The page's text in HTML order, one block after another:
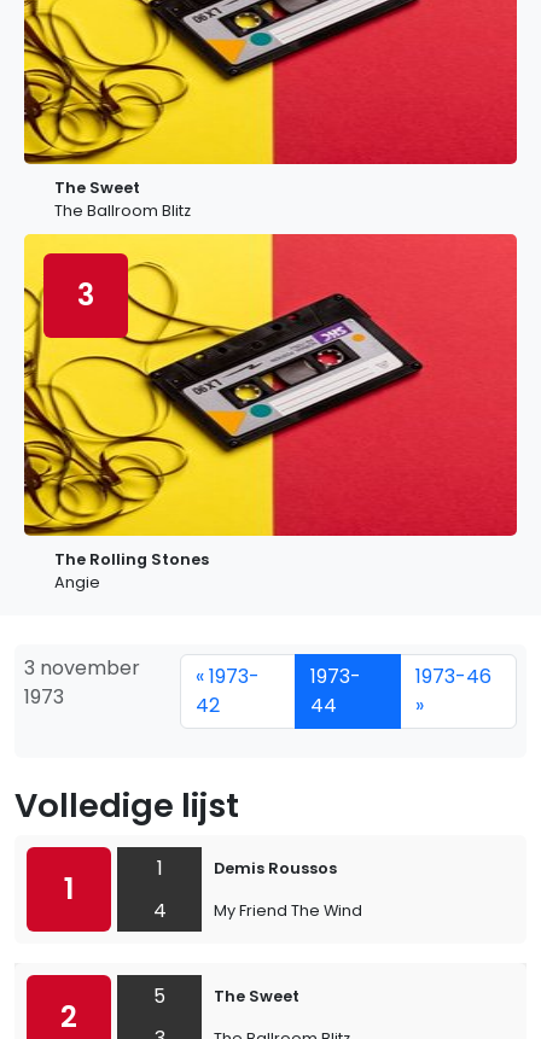
The Sweet
The Ballroom Blitz
3
The Rolling Stones
Angie
3 november
1973
« 1973-
42
1973-
44
1973-46
»
Volledige lijst
1
1
4
Demis Roussos
My Friend The Wind
2
5
The Sweet